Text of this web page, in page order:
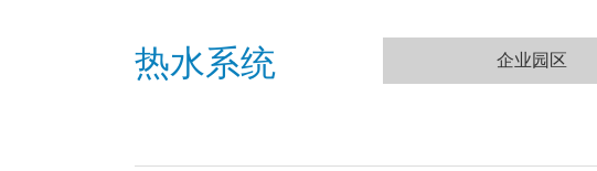
热水系统 企业园区